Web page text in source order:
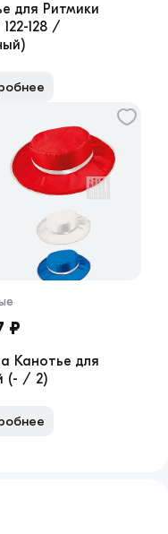
для Ритмики
128 /
₽
Канотье для
(- / 2)